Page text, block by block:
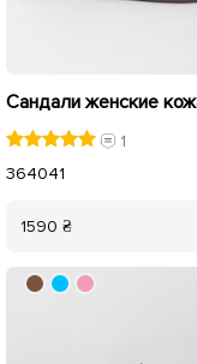
1
364041
1590 ₴